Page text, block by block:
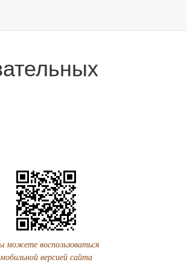
можете воспользоваться
мобильной версией сайта